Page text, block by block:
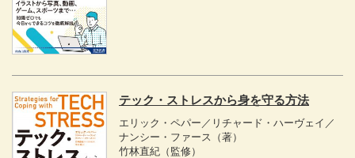
テック・ストレスから身を守る方法
エリック・ペパー／リチャード・ハーヴェイ／
ナンシー・ファース
（著）
竹林直紀 （監修）